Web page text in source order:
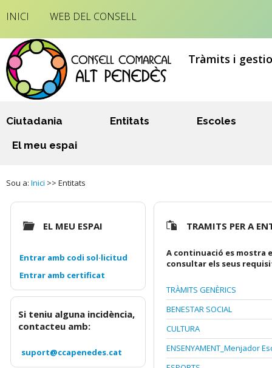
INICI WEB DEL CONSELL
Tràmits i
Ciutadania Entitats
Escoles
El meu espai
Sou a: Inici >> Entitats
TRAMITS PER A
A continuació es mostra
consultar els seus
TRÀMITS GENÈRICS
BENESTAR SOCIAL
CULTURA
ENSENYAMENT_Menjador
EL MEU ESPAI
Entrar amb codi sol·licitud
Si teniu alguna incidència,
contacteu amb:
suport@ccapenedes.cat